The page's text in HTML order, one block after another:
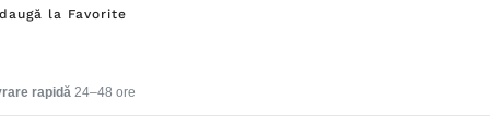
la Favorite
rapidă24–48 ore